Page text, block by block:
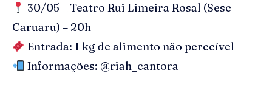
30/05 – Teatro Rui Limeira Rosal (Sesc
Caruaru) – 20h
Entrada: 1 kg de alimento não perecível
Informações: @riah_cantora